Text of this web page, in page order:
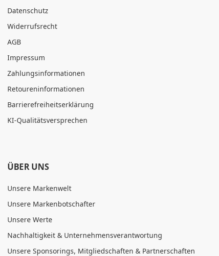
Datenschutz
Widerrufsrecht
AGB
Impressum
Zahlungsinformationen
Retoureninformationen
Barrierefreiheitserklärung
KI-Qualitätsversprechen
ÜBER UNS
Unsere Markenwelt
Unsere Markenbotschafter
Unsere Werte
Nachhaltigkeit & Unternehmensverantwortung
Unsere Sponsorings, Mitgliedschaften & Partnerschaften